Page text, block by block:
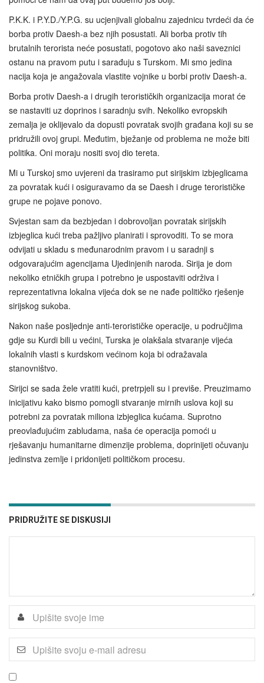
P.K.K. i P.Y.D./Y.P.G. su ucjenjivali globalnu zajednicu tvrdeći da će
borba protiv Daesh-a bez njih posustati. Ali borba protiv tih
brutalnih terorista neće posustati, pogotovo ako naši saveznici
ostanu na pravom putu i sarađuju s Turskom. Mi smo jedina
nacija koja je angažovala vlastite vojnike u borbi protiv Daesh-a.
Borba protiv Daesh-a i drugih terorističkih organizacija morat će
se nastaviti uz doprinos i saradnju svih. Nekoliko evropskih
zemalja je oklijevalo da dopusti povratak svojih građana koji su se
pridružili ovoj grupi. Međutim, bježanje od problema ne može biti
politika. Oni moraju nositi svoj dio tereta.
Mi u Turskoj smo uvjereni da trasiramo put sirijskim izbjeglicama
za povratak kući i osiguravamo da se Daesh i druge terorističke
grupe ne pojave ponovo.
Svjestan sam da bezbjedan i dobrovoljan povratak sirijskih
izbjeglica kući treba pažljivo planirati i sprovoditi. To se mora
odvijati u skladu s međunarodnim pravom i u saradnji s
odgovarajućim agencijama Ujedinjenih naroda. Sirija je dom
nekoliko etničkih grupa i potrebno je uspostaviti održiva i
reprezentativna lokalna vijeća dok se ne nađe političko rješenje
sirijskog sukoba.
Nakon naše posljednje anti-terorističke operacije, u područjima
gdje su Kurdi bili u većini, Turska je olakšala stvaranje vijeća
lokalnih vlasti s kurdskom većinom koja bi odražavala
stanovništvo.
Sirijci se sada žele vratiti kući, pretrpjeli su i previše. Preuzimamo
inicijativu kako bismo pomogli stvaranje mirnih uslova koji su
potrebni za povratak miliona izbjeglica kućama. Suprotno
preovlađujućim zabludama, naša će operacija pomoći u
rješavanju humanitarne dimenzije problema, doprinijeti očuvanju
jedinstva zemlje i pridonijeti političkom procesu.
PRIDRUŽITE SE DISKUSIJI